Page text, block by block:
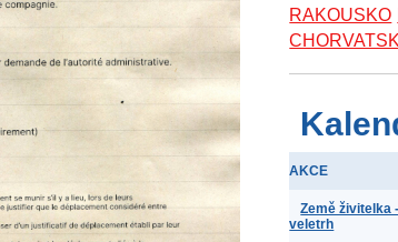
RAKOUSKO
AKCE
Země živitelka -
veletrh